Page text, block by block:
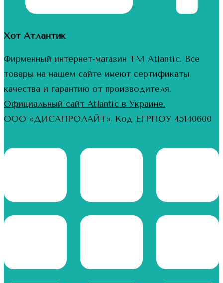
Хот Атлантик
Фирменный интернет-магазин ТМ Atlantic. Все
товары на нашем сайте имеют сертификаты
качества и гарантию от производителя.
Официальный сайт Atlantic в Украине.
ООО «ДИСАПРОЛАЙТ», Код ЕГРПОУ 45140600